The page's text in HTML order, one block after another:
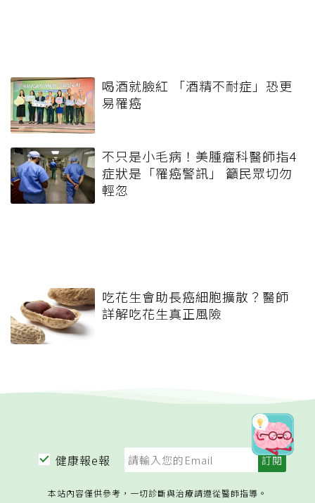
喝酒就臉紅 「酒精不耐症」恐更
易罹癌
不只是小毛病！美腫瘤科醫師指4
症狀是「罹癌警訊」 籲民眾切勿
輕忽
吃花生會助長癌細胞擴散？醫師
詳解吃花生真正風險
健康報e報
本站內容僅供參考，一切診斷與治療請遵從醫師指導。